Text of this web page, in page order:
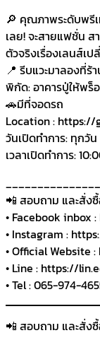
🔎 คุณภาพระดับพรี
เลย! จะสายแฟชั่น
ตัวจริงเรื่องเลนส์เ
📍 รีบแวะมาลองที่
พิกัด: อาคารปู่ให้พร็
🚗มีที่จอดรถ
Location : https://
วันเปิดทำการ: ทุกวัน
เวลาเปิดทำการ:
📲 สอบถาม และสั่ง
• Facebook
• Instagram :
• Official Website
• Line : https://
• Tel : 065-974-
📲 สอบถาม และสั่ง